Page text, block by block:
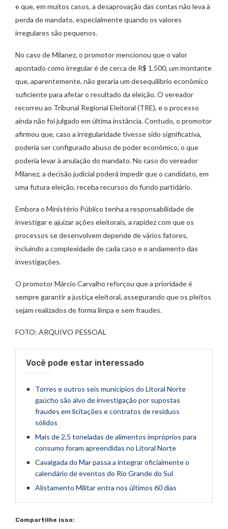
e que, em muitos casos, a desaprovação das contas não leva à
perda de mandato, especialmente quando os valores
irregulares são pequenos.
No caso de Milanez, o promotor mencionou que o valor
apontado como irregular é de cerca de R$ 1.500, um montante
que, aparentemente, não geraria um desequilíbrio econômico
suficiente para afetar o resultado da eleição. O vereador
recorreu ao Tribunal Regional Eleitoral (TRE), e o processo
ainda não foi julgado em última instância. Contudo, o promotor
afirmou que, caso a irregularidade tivesse sido significativa,
poderia ser configurado abuso de poder econômico, o que
poderia levar à anulação do mandato. No caso do vereador
Milanez, a decisão judicial poderá impedir que o candidato, em
uma futura eleição, receba recursos do fundo partidário.
Embora o Ministério Público tenha a responsabilidade de
investigar e ajuizar ações eleitorais, a rapidez com que os
processos se desenvolvem depende de vários fatores,
incluindo a complexidade de cada caso e o andamento das
investigações.
O promotor Márcio Carvalho reforçou que a prioridade é
sempre garantir a justiça eleitoral, assegurando que os pleitos
sejam realizados de forma limpa e sem fraudes.
FOTO: ARQUIVO PESSOAL
Você pode estar interessado
Torres e outros seis municípios do Litoral Norte
gaúcho são alvo de investigação por supostas
fraudes em licitações e contratos de resíduos
sólidos
Mais de 2,5 toneladas de alimentos impróprios para
consumo foram apreendidas no Litoral Norte
Cavalgada do Mar passa a integrar oficialmente o
calendário de eventos do Rio Grande do Sul
Alistamento Militar entra nos últimos 60 dias
Compartilhe isso: